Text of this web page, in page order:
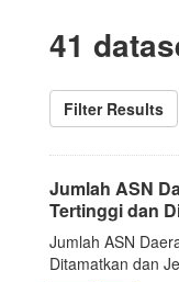
41
Filter Results
Jumlah ASN
Tertinggi dan
Jumlah ASN
Ditamatkan dan